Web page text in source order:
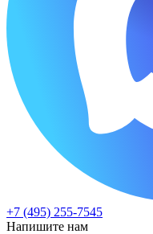
+7 (495) 255-7545
Напишите нам